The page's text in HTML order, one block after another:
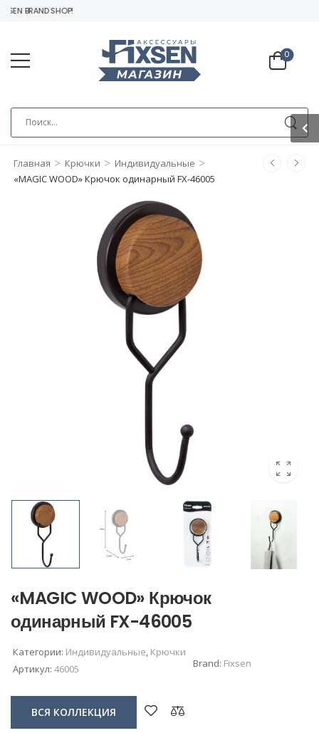
BRAND SHOP!
0
Главная > Крючки > Индивидуальные >
«MAGIC WOOD» Крючок одинарный FX-46005
«MAGIC WOOD» Крючок
одинарный FX-46005
Категории: Индивидуальные, Крючки
Артикул: 46005 Brand: Fixsen
ВСЯ КОЛЛЕКЦИЯ